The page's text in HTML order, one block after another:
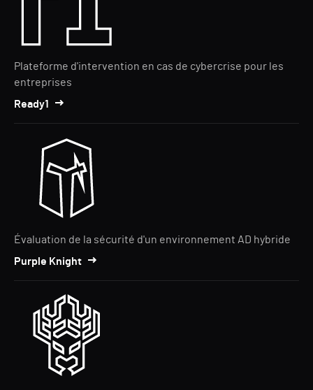
Plateforme d'intervention en cas de cybercrise pour les
entreprises
Ready1
Évaluation de la sécurité d'un environnement AD hybride
Purple Knight